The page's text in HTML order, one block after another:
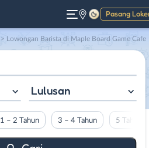
Pasang
Gelap
> Lowongan Barista di Maple Board Game Cafe
Lulusan
1 – 2 Tahun 3 – 4 Tahun 5 Tahun